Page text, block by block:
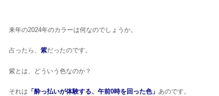
来年の2024年のカラーは何なのでしょうか。
占ったら、 紫だったのです。
紫とは、どういう色なのか？
それは 「酔っ払いが体験する、午前0時を回った色」 あのです。